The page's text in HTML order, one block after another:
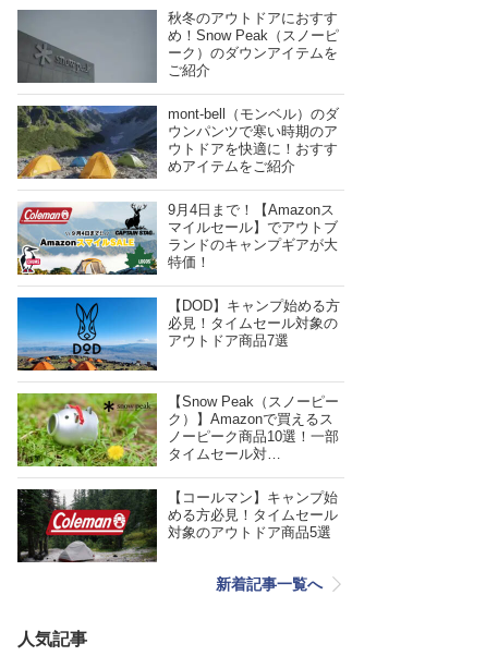
秋冬のアウトドアにおすす
め！Snow Peak（スノーピ
ーク）のダウンアイテムを
ご紹介
mont-bell（モンベル）のダ
ウンパンツで寒い時期のア
ウトドアを快適に！おすす
めアイテムをご紹介
9月4日まで！【Amazonス
マイルセール】でアウトブ
ランドのキャンプギアが大
特価！
【DOD】キャンプ始める方
必見！タイムセール対象の
アウトドア商品7選
【Snow Peak（スノーピー
ク）】Amazonで買えるス
ノーピーク商品10選！一部
タイムセール対…
【コールマン】キャンプ始
める方必見！タイムセール
対象のアウトドア商品5選
新着記事一覧へ
人気記事